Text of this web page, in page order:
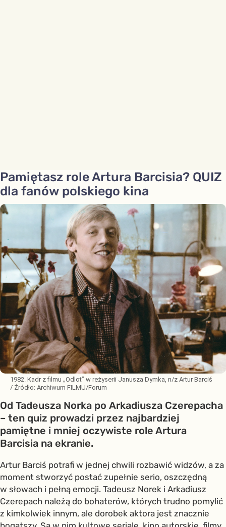
Pamiętasz role Artura Barcisia? QUIZ
dla fanów polskiego kina
1982. Kadr z filmu „Odlot” w reżyserii Janusza Dymka, n/z Artur Barciś
/ Źródło: Archiwum FILMU/Forum
Od Tadeusza Norka po Arkadiusza Czerepacha
– ten quiz prowadzi przez najbardziej
pamiętne i mniej oczywiste role Artura
Barcisia na ekranie.
Artur Barciś potrafi w jednej chwili rozbawić widzów, a za
moment stworzyć postać zupełnie serio, oszczędną
w słowach i pełną emocji. Tadeusz Norek i Arkadiusz
Czerepach należą do bohaterów, których trudno pomylić
z kimkolwiek innym, ale dorobek aktora jest znacznie